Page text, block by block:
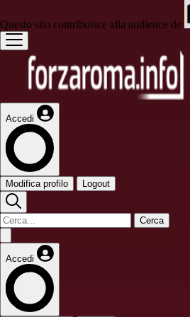
Questo sito contribuisce alla audience de
Accedi
Modifica profilo Logout
Cerca
Accedi